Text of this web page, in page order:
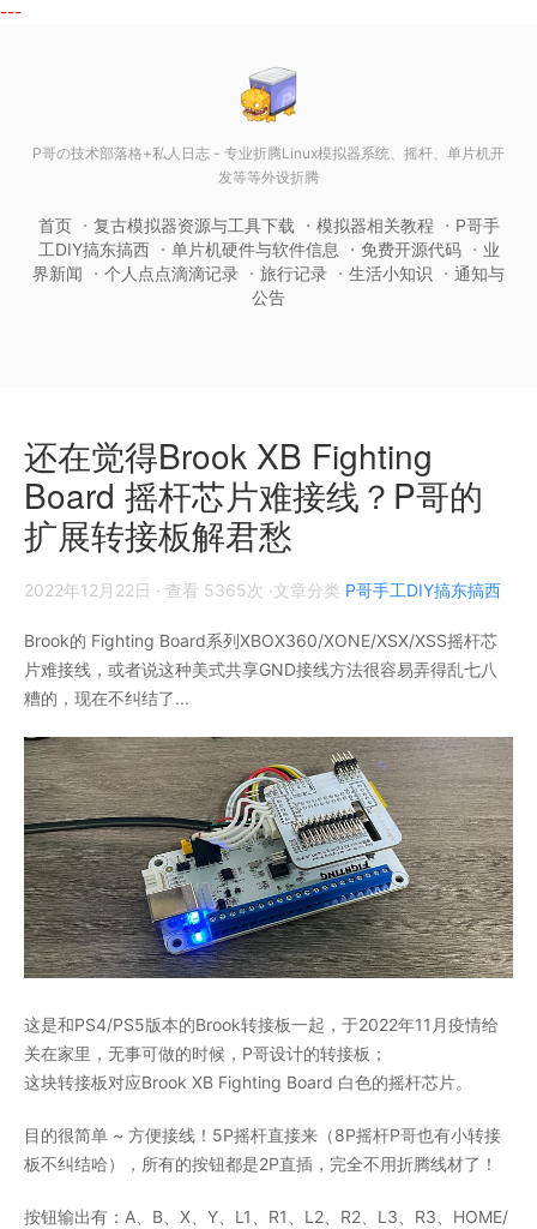
---
P哥の技术部落格+私人日志 - 专业折腾Linux模拟器系统、摇杆、单片机开
发等等外设折腾
首页 复古模拟器资源与工具下载 模拟器相关教程
P哥手
工DIY搞东搞西
单片机硬件与软件信息 免费开源代码
业
界新闻
个人点点滴滴记录 旅行记录 生活小知识
通知与
公告
还在觉得Brook XB Fighting
Board 摇杆芯片难接线？P哥的
扩展转接板解君愁
2022年12月22日 · 查看 5365次 ·文章分类 P哥手工DIY搞东搞西
Brook的 Fighting Board系列XBOX360/XONE/XSX/XSS摇杆芯
片难接线，或者说这种美式共享GND接线方法很容易弄得乱七八
糟的，现在不纠结了...
这是和PS4/PS5版本的Brook转接板一起，于2022年11月疫情给
关在家里，无事可做的时候，P哥设计的转接板；
这块转接板对应Brook XB Fighting Board 白色的摇杆芯片。
目的很简单 ~ 方便接线！5P摇杆直接来（8P摇杆P哥也有小转接
板不纠结哈），所有的按钮都是2P直插，完全不用折腾线材了！
按钮输出有：A、B、X、Y、L1、R1、L2、R2、L3、R3、HOME/